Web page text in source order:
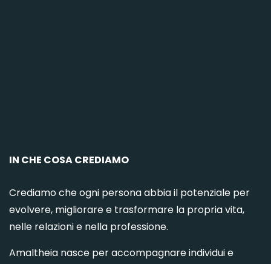
IN CHE COSA CREDIAMO
Crediamo che ogni persona abbia il potenziale per
evolvere, migliorare e trasformare la propria vita,
nelle relazioni e nella professione.
Amaltheia nasce per accompagnare individui e